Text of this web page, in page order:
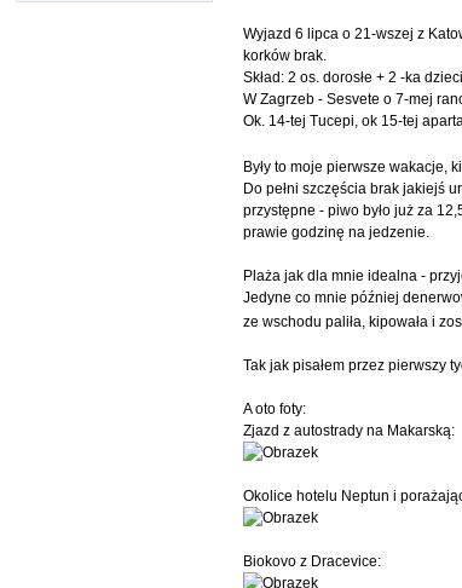
Wyjazd 6 lipca o 21-wszej z
korków brak.
Skład: 2 os. dorosłe + 2 -ka
W Zagrzeb - Sesvete o 7-mej
Ok. 14-tej Tucepi, ok 15-tej
Były to moje pierwsze wakacje,
Do pełni szczęścia brak jakiejś
przystępne - piwo było już za
prawie godzinę na jedzenie.
Plaża jak dla mnie idealna -
Jedyne co mnie później
ze wschodu paliła, kipowała i
Tak jak pisałem przez pierwszy
A oto foty:
Zjazd z autostrady na Makarską:
Okolice hotelu Neptun i
Biokovo z Dracevice: